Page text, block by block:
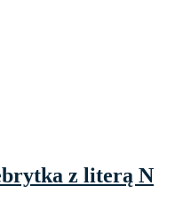
z literą N